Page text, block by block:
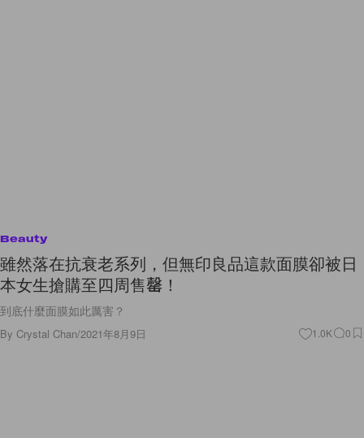
Beauty
雖然落在抗衰老系列，但無印良品這款面膜卻被日
本女生搶購至四周售罄！
到底什麼面膜如此厲害？
By Crystal Chan/2021年8月9日 1.0K 0